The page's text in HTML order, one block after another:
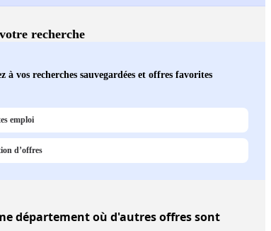
recherche
à vos recherches sauvegardées et offres favorites
emploi
d’offres
département où d'autres offres sont